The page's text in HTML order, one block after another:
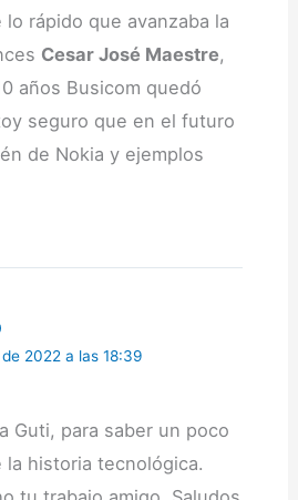
rápido que avanzaba la
Cesar José Maestre,
años Busicom quedó
seguro que en el futuro
de Nokia y ejemplos
2022 a las 18:39
Guti, para saber un poco
la historia tecnológica.